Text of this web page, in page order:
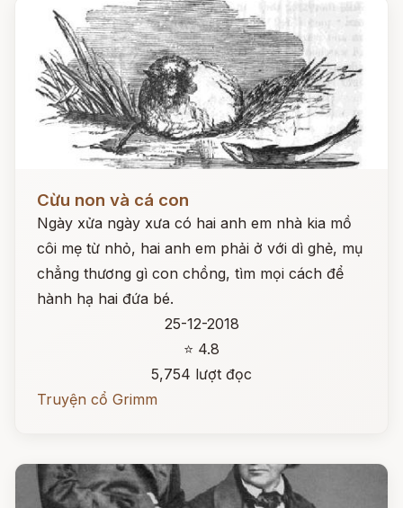
Cừu non và cá con
Ngày xửa ngày xưa có hai anh em nhà kia mồ
côi mẹ từ nhỏ, hai anh em phải ở với dì ghẻ, mụ
chẳng thương gì con chồng, tìm mọi cách để
hành hạ hai đứa bé.
25-12-2018
⭐ 4.8
5,754 lượt đọc
Truyện cổ Grimm